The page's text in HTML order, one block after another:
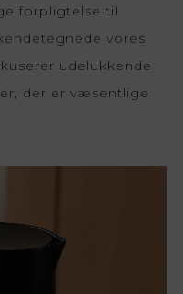
forpligtelse til
vores
udelukkende
der er væsentlige